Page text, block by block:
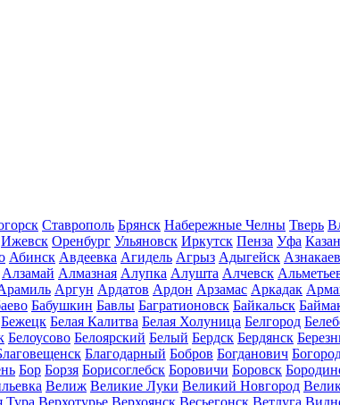
Ставрополь Брянск Набережные Челны Тверь
Ижевск Оренбург Ульяновск Иркутск Пенза Уфа
Абинск Авдеевка Агидель Агрыз Адыгейск
Алзамай Алмазная Алупка Алушта Алчевск
Аргун Ардатов Ардон Арзамас Аркадак
Бабушкин Бавлы Багратионовск Байкальск
Бежецк Белая Калитва Белая Холуница Белгород
Белоусово Белоярский Белый Бердск Бердянск
Благодарный Бобров Богданович
Бор Борзя Борисоглебск Боровичи Боровск
Велиж Великие Луки Великий Новгород
Тура Верхотурье Верхоянск Весьегонск Ветлуга